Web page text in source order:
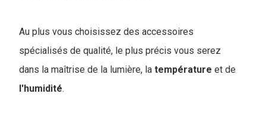
Au plus vous choisissez des accessoires
spécialisés de qualité, le plus précis vous serez
dans la maîtrise de la lumière, la température et de
l'humidité.